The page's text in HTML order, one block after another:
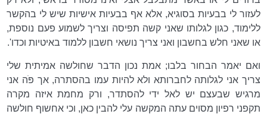
לעזור לי בבעיות בסוגיא, אלא אף בבעיות אישיות שיש לי בהקשר
ללימוד, כגון לגלותו שאני קשה תפיסה וצריך לשמוע פעם נוספת,
או שאני חלש בחשבון ואני צריך נושאי חשבון ללמוד באיטיות וכדו'.
ואם יאמר הבחור בלבו; אמת נכון הדבר שחולשה אמיתית שלי
צריך אני לגלותה לחברותא ולא להיות עמו בהסתרה, אך פֹּה אני
מרגיש שבעצם יש לאל ידי להסתדר, ורק מחמת איזה מקרה
תקפני רפיון מסוים עתה המקשה עלי להבין כאן, וכי אחשוף חולשה